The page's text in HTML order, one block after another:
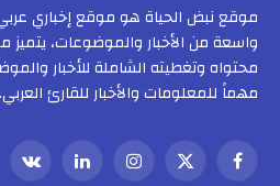
موقع نبض الحياة هو موقع إخباري
واسعة من الأخبار والموضوعات، يتميز
محتواه وتغطيته الشاملة للأخبار
مهماً للمعلومات والأخبار للقارئ العربي.
فيسبوك
X
الانستغراملينكدإن